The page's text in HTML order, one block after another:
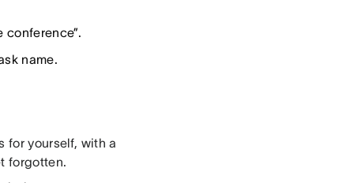
conference”.
name.
for yourself, with a
forgotten.